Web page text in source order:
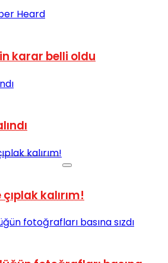
karar belli oldu
kalırım!